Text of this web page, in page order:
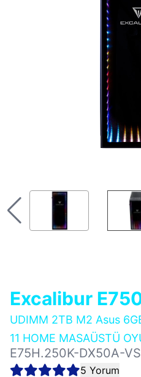
Excalibur
UDIMM 2TB M2 Asus
11 HOME MASAÜSTÜ
E75H.250K-DX50A-
5 Yorum